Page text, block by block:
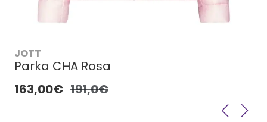
JOTT
Parka CHA Rosa
163,00€ 191,0€